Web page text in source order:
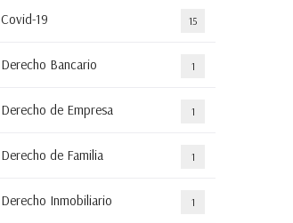
Covid-19 15
Derecho Bancario 1
Derecho de Empresa 1
Derecho de Familia 1
Derecho Inmobiliario 1